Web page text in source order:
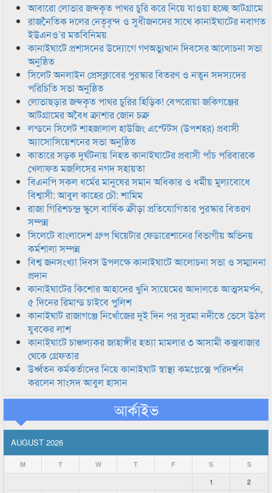
আবারো লোভার জব্দকৃত পাথর চুরি করে নিয়ে যাওয়া হচ্ছে আটগ্রামে
রাজনৈতিক দলের নেতৃবৃন্দ ও সুধীজনদের সাথে কানাইঘাটের নবাগত
ইউএনও’র মতবিনিময়
কানাইঘাটে প্রশাসনের উদ্যোগে গণঅভ্যুত্থান দিবসের আলোচনা সভা
অনুষ্ঠিত
সিলেট অনলাইন প্রেসক্লাবের পুরস্কার বিতরণ ও নতুন সদস্যদের
পরিচিতি সভা অনুষ্ঠিত
লোভাছড়ার জব্দকৃত পাথর চুরির হিড়িক! বেপরোয়া জকিগঞ্জের
আটগ্রামের অবৈধ ক্রাশার জোন চক্র
লন্ডনে সিলেট শাহজালাল হাউজিং এস্টেটস (উপশহর) প্রবাসী
অ্যাসোসিয়েশনের সভা অনুষ্ঠিত
কাতারে সড়ক দুর্ঘটনায় নিহত কানাইঘাটের প্রবাসী পাঁচ পরিবারকে
খেলাফত মজলিসের নগদ সহায়তা
বিএনপি সকল ধর্মের মানুষের সমান অধিকার ও ধর্মীয় মুল্যবোধে
বিশ্বাসী: আবুল কাহের চৌ: শামিম
রাজা গিরিশচন্দ্র স্কুলে বার্ষিক ক্রীড়া প্রতিযোগিতার পুরস্কার বিতরণ
সম্পন্ন
সিলেটে বাংলাদেশ গ্রুপ থিয়েটার ফেডারেশানের বিভাগীয় অভিনয়
কর্মশালা সম্পন্ন
বিশ্ব জনসংখ্যা দিবস উপলক্ষে কানাইঘাটে আলোচনা সভা ও সম্মাননা
প্রদান
কানাইঘাটের কিশোর আহাদের খুনি সায়েমের আদালতে আত্মসমর্পন,
৫ দিনের রিমান্ড চাইবে পুলিশ
কানাইঘাট রাজাগঞ্জে নিখোঁজের দুই দিন পর সুরমা নদীতে ভেসে উঠল
যুবকের লাশ
কানাইঘাটে চাঞ্চল্যকর জাহাঙ্গীর হত্যা মামলার ৩ আসামী কক্সবাজার
থেকে গ্রেফতার
উর্ধ্বতন কর্মকর্তাদের নিয়ে কানাইঘাট স্বাস্থ্য কমপ্লেক্সে পরিদর্শন
করলেন সাংসদ আবুল হাসান
আর্কাইভ
AUGUST 2026
M T W T F S S
1
2